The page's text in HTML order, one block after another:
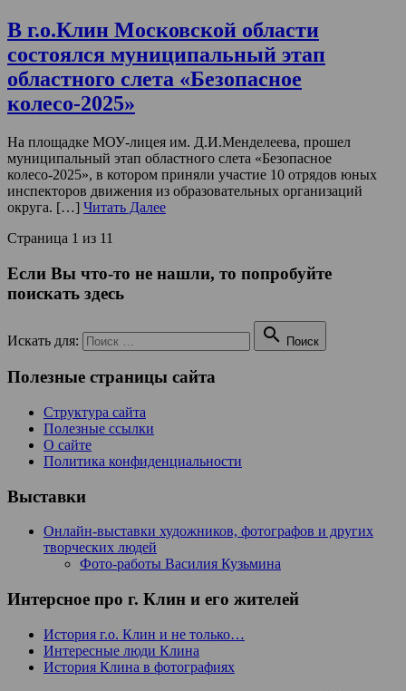
В г.о.Клин Московской области
состоялся муниципальный этап
областного слета «Безопасное
колесо-2025»
На площадке МОУ-лицея им. Д.И.Менделеева, прошел
муниципальный этап областного слета «Безопасное
колесо-2025», в котором приняли участие 10 отрядов юных
инспекторов движения из образовательных организаций
округа. […] Читать Далее
Страница 1 из 11
Если Вы что-то не нашли, то попробуйте
поискать здесь
Искать для:  Поиск
Полезные страницы сайта
Структура сайта
Полезные ссылки
О сайте
Политика конфиденциальности
Выставки
Онлайн-выставки художников, фотографов и других
творческих людей
Фото-работы Василия Кузьмина
Интерсное про г. Клин и его жителей
История г.о. Клин и не только…
Интересные люди Клина
История Клина в фотографиях